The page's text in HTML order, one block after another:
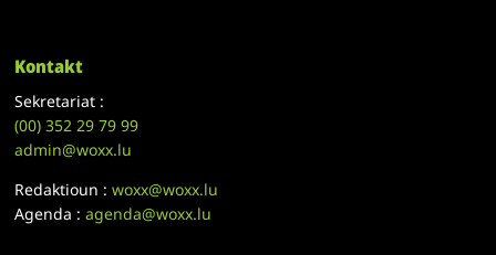
Kontakt
Sekretariat :
(00)352 29 79 99
admin@woxx.lu
Redaktioun :woxx@woxx.lu
Agenda :agenda@woxx.lu